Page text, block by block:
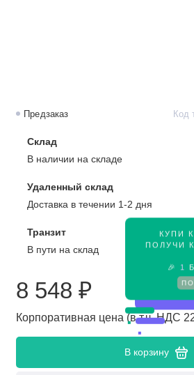
КУПИ
ПОЛУЧИ
🎉 1
Предзаказ Код
Склад
В наличии на складе
Удаленный склад
Доставка в течении 1-2 дня
Транзит
В пути на склад
8 548 ₽
Корпоративная цена (в т.ч. НДС
В корзину